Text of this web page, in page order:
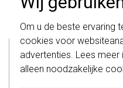
Om u de beste ervaring
cookies voor
advertenties. Lees meer
alleen noodzakelijke
of
3000
schakelwippen zijn
niette combineren met
van vóór augustus 2024.
Klik hiervoor meer